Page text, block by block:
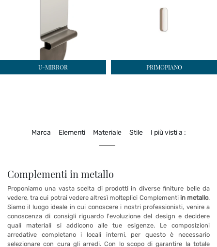
U-MIRROR PRIMOPIANO
Marca Elementi Materiale Stile I più visti a :
Complementi in metallo
Proponiamo una vasta scelta di prodotti in diverse finiture belle da
vedere, tra cui potrai vedere altresì molteplici Complementi in metallo.
Siamo il luogo ideale in cui conoscere i nostri professionisti, venire a
conoscenza di consigli riguardo l'evoluzione del design e decidere
quali materiali si addicono alle tue esigenze. Le composizioni
arredative completano i locali interni, per questo è necessario
selezionare con cura gli arredi. Con lo scopo di garantire la totale